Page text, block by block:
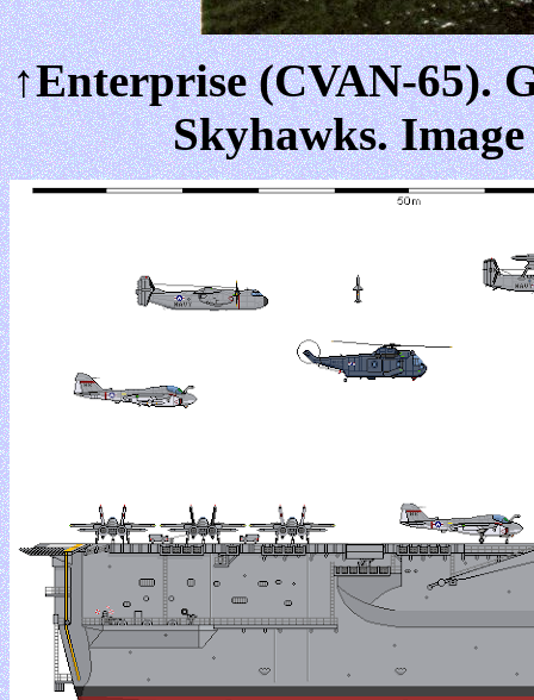
↑Enterprise (CVAN-65).
Skyhawks.